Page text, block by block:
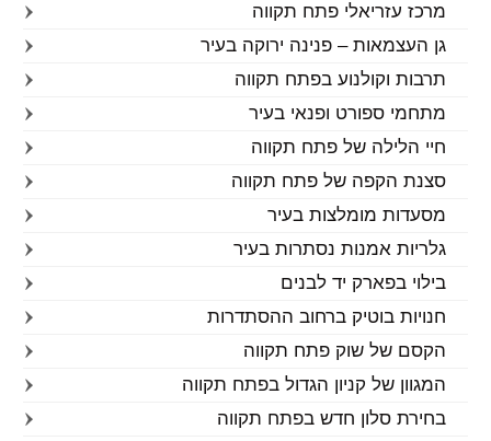
מרכז עזריאלי פתח תקווה
גן העצמאות – פנינה ירוקה בעיר
תרבות וקולנוע בפתח תקווה
מתחמי ספורט ופנאי בעיר
חיי הלילה של פתח תקווה
סצנת הקפה של פתח תקווה
מסעדות מומלצות בעיר
גלריות אמנות נסתרות בעיר
בילוי בפארק יד לבנים
חנויות בוטיק ברחוב ההסתדרות
הקסם של שוק פתח תקווה
המגוון של קניון הגדול בפתח תקווה
בחירת סלון חדש בפתח תקווה